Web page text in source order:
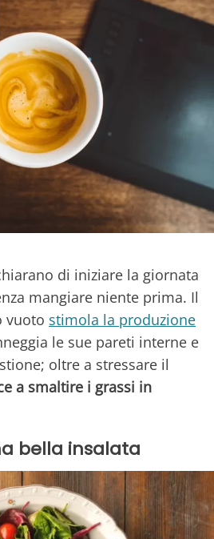
di iniziare la giornata
mangiare niente prima. Il
vuoto stimola la produzione
le sue pareti interne e
oltre a stressare il
a smaltire i grassi in
bella insalata